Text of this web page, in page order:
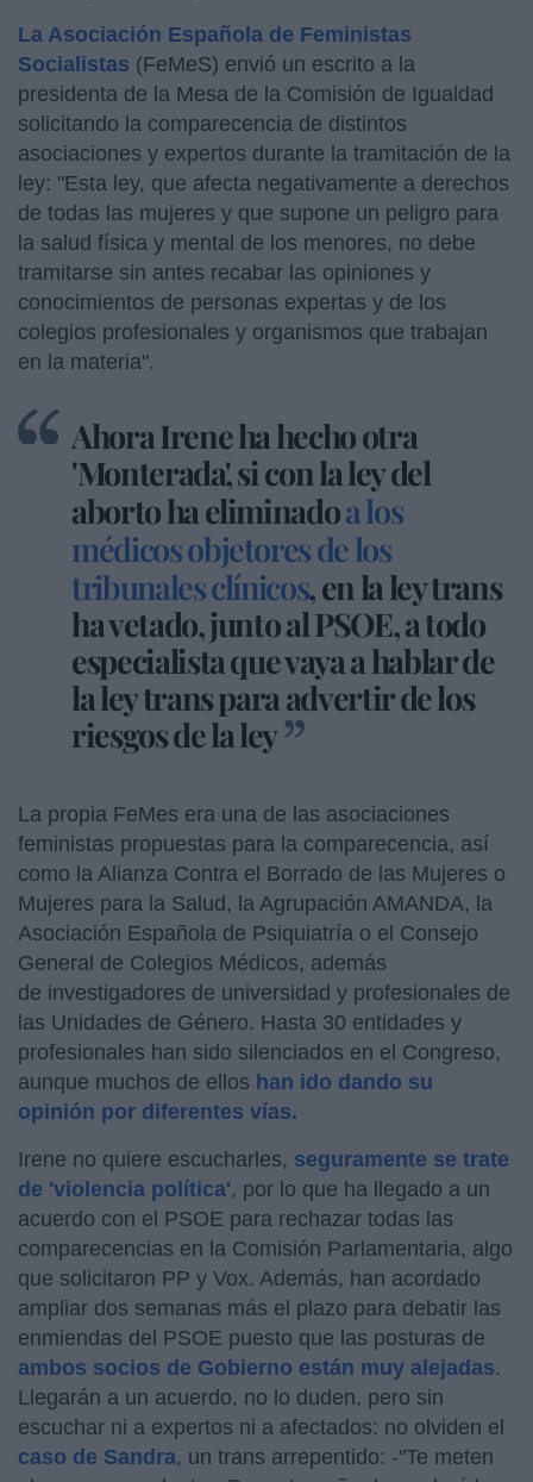
La Asociación Española de Feministas
Socialistas (FeMeS) envió un escrito a la
presidenta de la Mesa de la Comisión de Igualdad
solicitando la comparecencia de distintos
asociaciones y expertos durante la tramitación de la
ley: "Esta ley, que afecta negativamente a derechos
de todas las mujeres y que supone un peligro para
la salud física y mental de los menores, no debe
tramitarse sin antes recabar las opiniones y
conocimientos de personas expertas y de los
colegios profesionales y organismos que trabajan
en la materia".
Ahora Irene ha hecho otra
'Monterada', si con la ley del
aborto ha eliminadoa los
médicos objetores de los
tribunales clínicos, en la ley trans
ha vetado, junto al PSOE, a todo
especialista que vaya a hablar de
la ley trans para advertir de los
riesgos de la ley
La propia FeMes era una de las asociaciones
feministas propuestas para la comparecencia, así
como la Alianza Contra el Borrado de las Mujeres o
Mujeres para la Salud, la Agrupación AMANDA, la
Asociación Española de Psiquiatría o el Consejo
General de Colegios Médicos, además
de investigadores de universidad y profesionales de
las Unidades de Género. Hasta 30 entidades y
profesionales han sido silenciados en el Congreso,
aunque muchos de ellos han ido dando su
opinión por diferentes vías.
Irene no quiere escucharles, seguramente se trate
de 'violencia política', por lo que ha llegado a un
acuerdo con el PSOE para rechazar todas las
comparecencias en la Comisión Parlamentaria, algo
que solicitaron PP y Vox. Además, han acordado
ampliar dos semanas más el plazo para debatir las
enmiendas del PSOE puesto que las posturas de
ambos socios de Gobierno están muy alejadas.
Llegarán a un acuerdo, no lo duden, pero sin
escuchar ni a expertos ni a afectados: no olviden el
caso de Sandra, un trans arrepentido: -"Te meten